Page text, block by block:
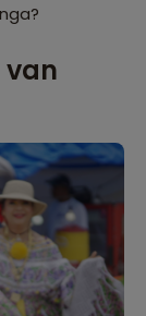
van